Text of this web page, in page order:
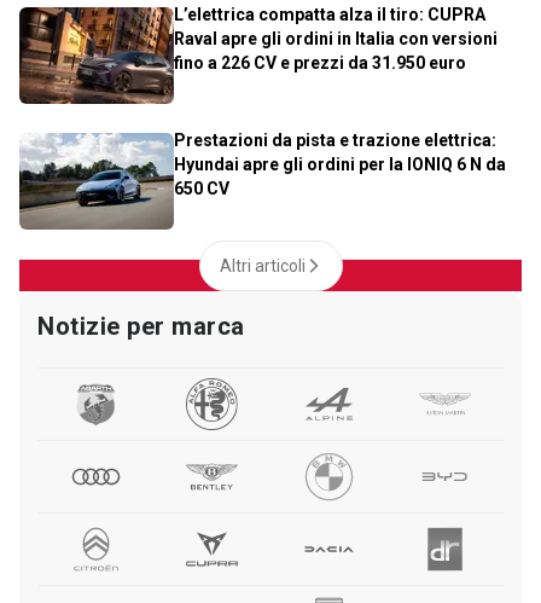
L’elettrica compatta alza il tiro: CUPRA
Raval apre gli ordini in Italia con versioni
fino a 226 CV e prezzi da 31.950 euro
Prestazioni da pista e trazione elettrica:
Hyundai apre gli ordini per la IONIQ 6 N da
650 CV
Altri articoli
Notizie per marca